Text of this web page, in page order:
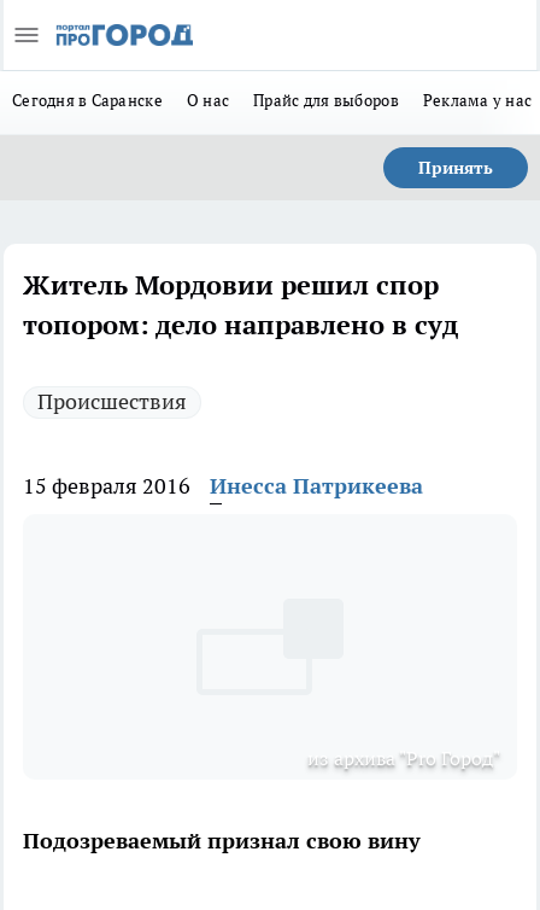
Сегодня в Саранске О нас Прайс для выборов Реклама у нас
Принять
Житель Мордовии решил спор
топором: дело направлено в суд
Происшествия
15 февраля 2016 Инесса Патрикеева
из архива "Pro Город"
Подозреваемый признал свою вину